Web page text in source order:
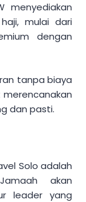
menyediakan
mulai dari
dengan
tanpa biaya
dan pasti.
Solo adalah
akan
leader yang